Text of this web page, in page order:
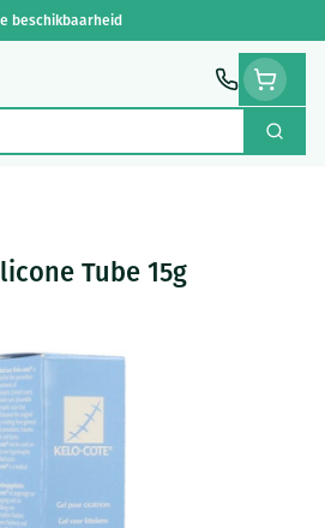
beschikbaarheid
Zoek
Tube 15g